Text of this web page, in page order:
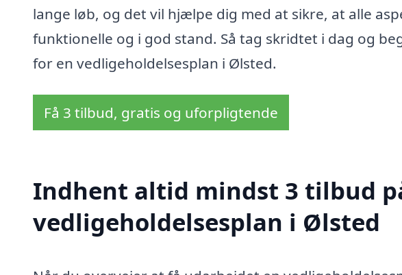
lange løb, og det vil hjælpe dig med at sikre, at alle
funktionelle og i god stand. Så tag skridtet i dag og
for en vedligeholdelsesplan i Ølsted.
Få 3 tilbud, gratis og uforpligtende
Indhent altid mindst 3 tilbud
vedligeholdelsesplan i Ølsted